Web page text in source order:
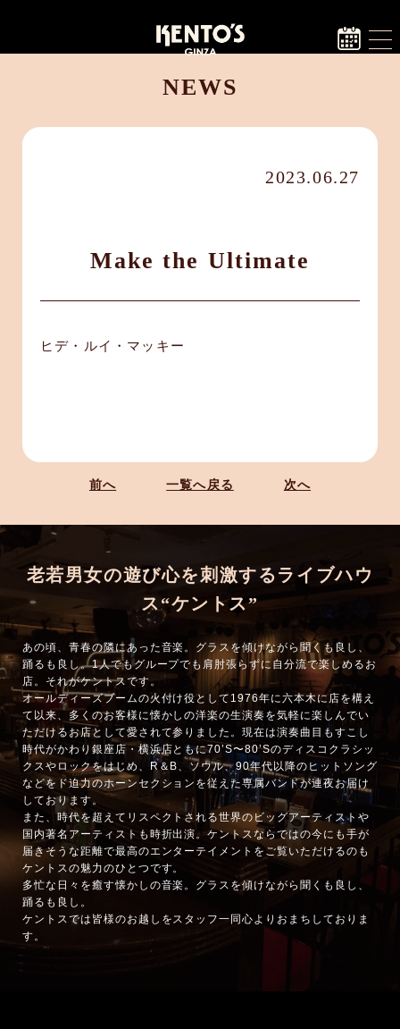
NEWS
2023.06.27
Make the Ultimate
ヒデ・ルイ・マッキー
前へ 一覧へ戻る 次へ
老若男女の遊び心を刺激するライブハウ
ス“ケントス”
あの頃、青春の隣にあった音楽。グラスを傾けながら聞くも良し、
踊るも良し。1人でもグループでも肩肘張らずに自分流で楽しめるお
店。それがケントスです。
オールディーズブームの火付け役として1976年に六本木に店を構え
て以来、多くのお客様に懐かしの洋楽の生演奏を気軽に楽しんでい
ただけるお店として愛されて参りました。現在は演奏曲目もすこし
時代がかわり銀座店・横浜店ともに70’S〜80’Sのディスコクラシッ
クスやロックをはじめ、R＆B、ソウル、90年代以降のヒットソング
などをド迫力のホーンセクションを従えた専属バンドが連夜お届け
しております。
また、時代を超えてリスペクトされる世界のビッグアーティストや
国内著名アーティストも時折出演。ケントスならではの今にも手が
届きそうな距離で最高のエンターテイメントをご覧いただけるのも
ケントスの魅力のひとつです。
多忙な日々を癒す懐かしの音楽。グラスを傾けながら聞くも良し、
踊るも良し。
ケントスでは皆様のお越しをスタッフ一同心よりおまちしておりま
す。